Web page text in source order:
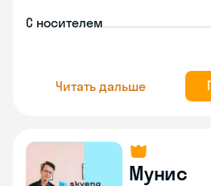
С носителем
Читать дальше
Мунис